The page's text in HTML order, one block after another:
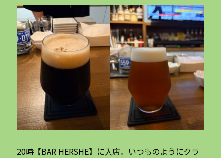
20時【BAR HERSHE】に入店。いつものようにクラ